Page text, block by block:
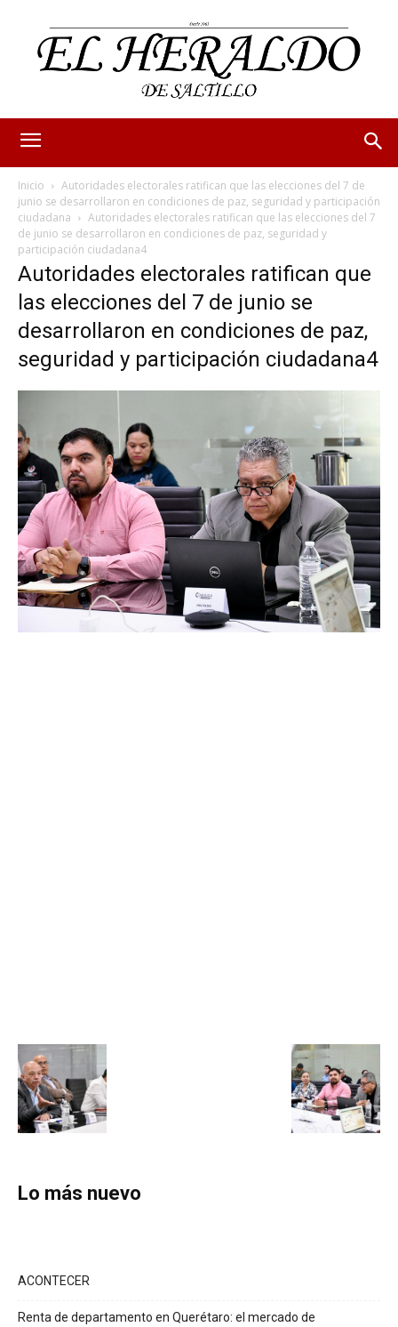
Inicio
Autoridades electorales ratifican que las elecciones del 7 de
junio se desarrollaron en condiciones de paz, seguridad y participación
ciudadana
Autoridades electorales ratifican que las elecciones del 7
de junio se desarrollaron en condiciones de paz, seguridad y
participación ciudadana4
Autoridades electorales ratifican que
las elecciones del 7 de junio se
desarrollaron en condiciones de paz,
seguridad y participación ciudadana4
Lo más nuevo
ACONTECER
Renta de departamento en Querétaro: el mercado de